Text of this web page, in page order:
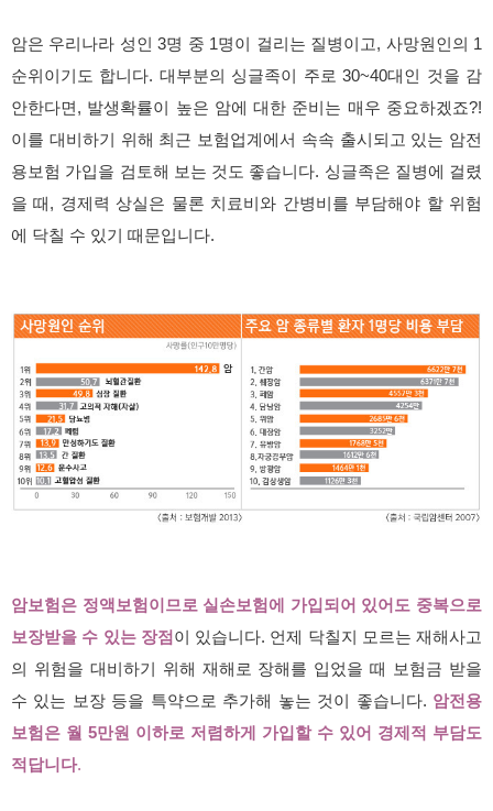
암은 우리나라 성인 3명 중 1명이 걸리는 질병이고, 사망원인의 1
순위이기도 합니다. 대부분의 싱글족이 주로 30~40대인 것을 감
안한다면, 발생확률이 높은 암에 대한 준비는 매우 중요하겠죠?!
이를 대비하기 위해 최근 보험업계에서 속속 출시되고 있는 암전
용보험 가입을 검토해 보는 것도 좋습니다. 싱글족은 질병에 걸렸
을 때, 경제력 상실은 물론 치료비와 간병비를 부담해야 할 위험
에 닥칠 수 있기 때문입니다.
암보험은 정액보험이므로 실손보험에 가입되어 있어도 중복으로
보장받을 수 있는 장점 이 있습니다. 언제 닥칠지 모르는 재해사고
의 위험을 대비하기 위해 재해로 장해를 입었을 때 보험금 받을
수 있는 보장 등을 특약으로 추가해 놓는 것이 좋습니다. 암전용
보험은 월 5만원 이하로 저렴하게 가입할 수 있어 경제적 부담도
적답니다.